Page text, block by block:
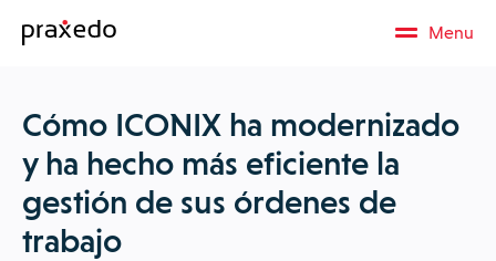
Menu
Cómo ICONIX ha modernizado
y ha hecho más eficiente la
gestión de sus órdenes de
trabajo